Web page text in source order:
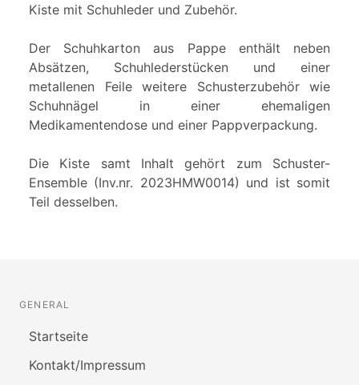
Kiste mit Schuhleder und Zubehör.
Der Schuhkarton aus Pappe enthält neben
Absätzen, Schuhlederstücken und einer
metallenen Feile weitere Schusterzubehör wie
Schuhnägel in einer ehemaligen
Medikamentendose und einer Pappverpackung.
Die Kiste samt Inhalt gehört zum Schuster-
Ensemble (Inv.nr. 2023HMW0014) und ist somit
Teil desselben.
GENERAL
Startseite
Kontakt/Impressum